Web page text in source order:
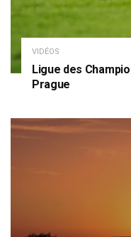
VIDÉOS
Ligue des
Prague